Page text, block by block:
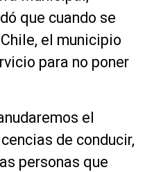
que cuando se
el municipio
para no poner
el
de conducir,
personas que